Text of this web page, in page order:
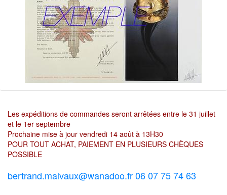
Les expéditions de commandes seront arrêtées entre le 31 juillet
et le 1er septembre
Prochaine mise à jour vendredi 14 août à 13H30
POUR TOUT ACHAT, PAIEMENT EN PLUSIEURS CHÈQUES
POSSIBLE
bertrand.malvaux@wanadoo.fr 06 07 75 74 63